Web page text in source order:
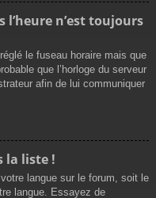
l’heure n’est toujours
le fuseau horaire mais que
que l’horloge du serveur
afin de lui communiquer
la liste !
langue sur le forum, soit le
langue. Essayez de